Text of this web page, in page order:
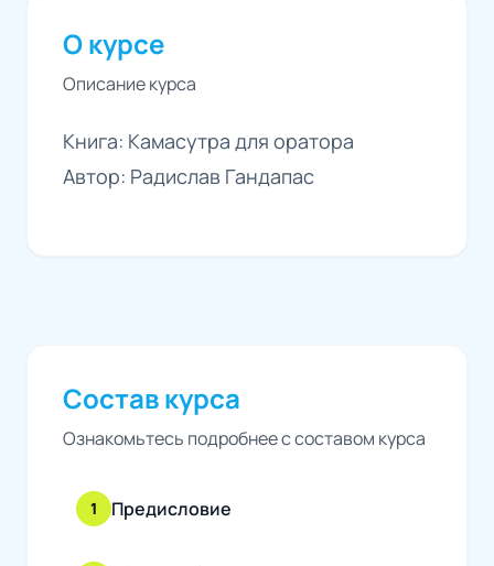
О курсе
Описание курса
Книга: Камасутра для оратора
Автор: Радислав Гандапас
Состав курса
Ознакомьтесь подробнее с составом курса
1 Предисловие